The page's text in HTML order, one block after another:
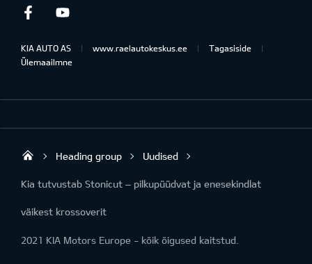
Facebook
KIA AUTO AS www.raelautokeskus.ee
Tagasiside
Ülemaailmne
Rael Autokeskus OÜ
Heading group Uudised
Kia tutvustab Stonicut – pilkupüüdvat ja enesekindlat
väikest krossoverit
2021 KIA Motors Europe - kõik õigused kaitstud.